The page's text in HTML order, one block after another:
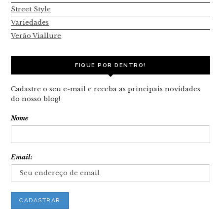
Street Style
Variedades
Verão Viallure
FIQUE POR DENTRO!
Cadastre o seu e-mail e receba as principais novidades
do nosso blog!
Nome
Email: